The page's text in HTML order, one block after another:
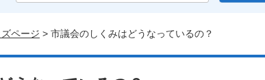
ページ > 市議会のしくみはどうなっているの？